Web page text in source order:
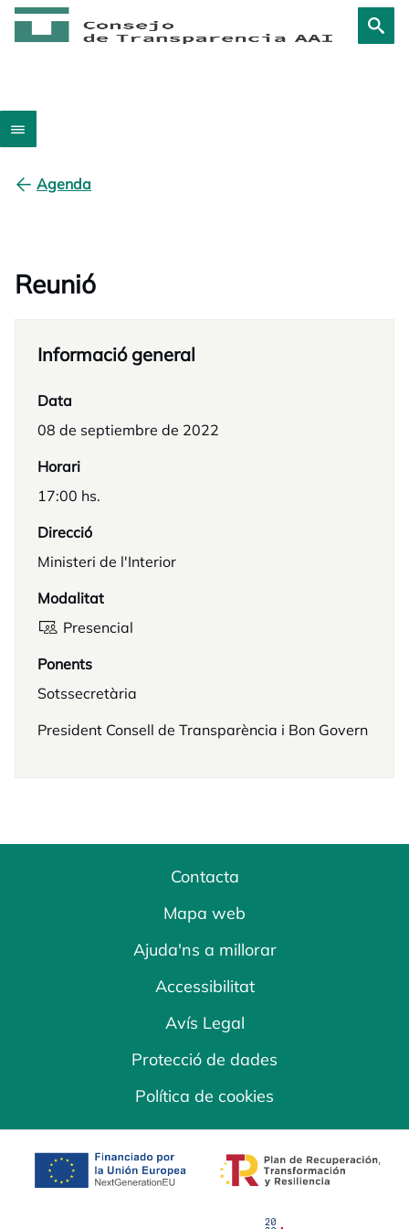
Agenda
Reunió
Informació general
Data
08 de septiembre de 2022
Horari
17:00 hs.
Direcció
Ministeri de l'Interior
Modalitat
Presencial
Ponents
Sotssecretària
President Consell de Transparència i Bon Govern
Contacta
Mapa web
Ajuda'ns a millorar
Accessibilitat
Avís Legal
Protecció de dades
Política de cookies
opens in a new tab opens in a new